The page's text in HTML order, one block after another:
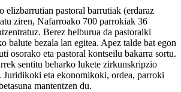
elizbarrutian pastoral barrutiak (erdaraz
ziren, Nafarroako 700 parrokiak 36
Berez helburua da pastoralki
balute bezala lan egitea. Apez talde bat egon
osorako eta pastoral kontseilu bakarra sortu.
sentitu beharko lukete zirkunskripzio
Juridikoki eta ekonomikoki, ordea, parroki
mantentzen du.